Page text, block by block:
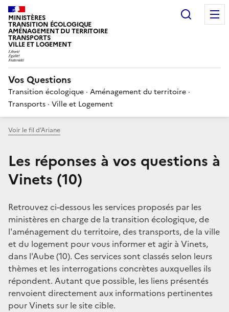
MINISTÈRES
TRANSITION ÉCOLOGIQUE
AMÉNAGEMENT DU TERRITOIRE
TRANSPORTS
VILLE ET LOGEMENT
Vos Questions
Transition écologique · Aménagement du territoire ·
Transports · Ville et Logement
Voir le fil d’Ariane
Les réponses à vos questions à
Vinets (10)
Retrouvez ci-dessous les services proposés par les
ministères en charge de la transition écologique, de
l'aménagement du territoire, des transports, de la ville
et du logement pour vous informer et agir à Vinets,
dans l'Aube (10). Ces services sont classés selon leurs
thèmes et les interrogations concrètes auxquelles ils
répondent. Autant que possible, les liens présentés
renvoient directement aux informations pertinentes
pour Vinets sur le site cible.